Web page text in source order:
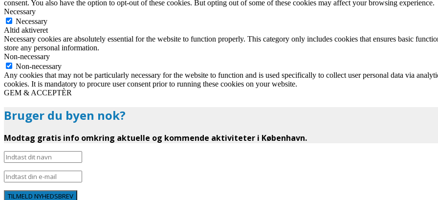
consent. You also have the option to opt-out of these cookies. But opting out of some of these cookies may affect your browsing experience.
Necessary
Necessary
Altid aktiveret
Necessary cookies are absolutely essential for the website to function properly. This category only includes cookies that ensures basic
store any personal information.
Non-necessary
Non-necessary
Any cookies that may not be particularly necessary for the website to function and is used specifically to collect user personal data via
cookies. It is mandatory to procure user consent prior to running these cookies on your website.
GEM & ACCEPTÈR
Bruger du byen nok?
Modtag gratis info omkring aktuelle og kommende aktiviteter i København.
TILMELD NYHEDSBREV